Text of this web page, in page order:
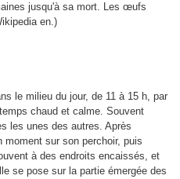
jusqu'à sa mort. Les œufs
en.)
le milieu du jour, de 11 à 15 h, par
chaud et calme. Souvent
les unes des autres. Après
sur son perchoir, puis
à des endroits encaissés, et
se pose sur la partie émergée des